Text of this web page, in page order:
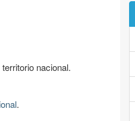
nacional.
.